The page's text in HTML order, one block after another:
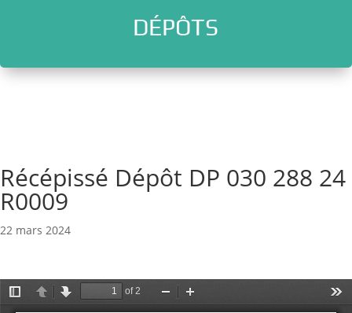
DÉPÔTS
Récépissé Dépôt DP 030 288 24
R0009
22 mars 2024